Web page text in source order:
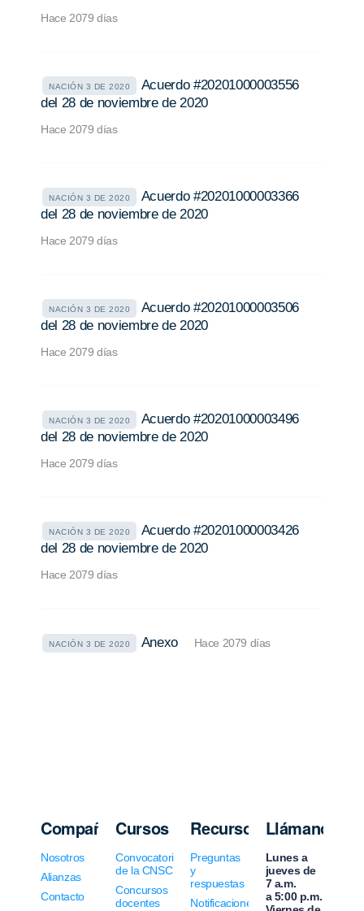
Hace 2079 días
NACIÓN 3 DE 2020
Acuerdo #20201000003556
del 28 de noviembre de 2020
Hace 2079 días
NACIÓN 3 DE 2020
Acuerdo #20201000003366
del 28 de noviembre de 2020
Hace 2079 días
NACIÓN 3 DE 2020
Acuerdo #20201000003506
del 28 de noviembre de 2020
Hace 2079 días
NACIÓN 3 DE 2020
Acuerdo #20201000003496
del 28 de noviembre de 2020
Hace 2079 días
NACIÓN 3 DE 2020
Acuerdo #20201000003426
del 28 de noviembre de 2020
Hace 2079 días
NACIÓN 3 DE 2020 Anexo Hace 2079 días
Compañía
Nosotros
Alianzas
Contacto
Cursos
Convocatorias
de la CNSC
Concursos
docentes
Recursos
Preguntas
y
respuestas
Notificaciones
Llámanos
Lunes a
jueves de
7 a.m.
a 5:00 p.m.